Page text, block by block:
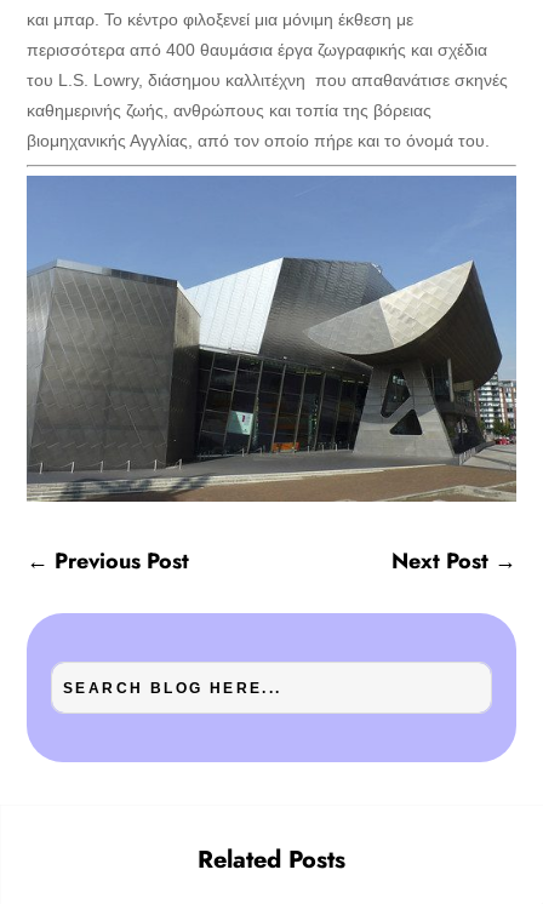
και μπαρ. Το κέντρο φιλοξενεί μια μόνιμη έκθεση με
περισσότερα από 400 θαυμάσια έργα ζωγραφικής και σχέδια
του L.S. Lowry, διάσημου καλλιτέχνη που απαθανάτισε σκηνές
καθημερινής ζωής, ανθρώπους και τοπία της βόρειας
βιομηχανικής Αγγλίας, από τον οποίο πήρε και το όνομά του.
← Previous Post Next Post→
Related Posts